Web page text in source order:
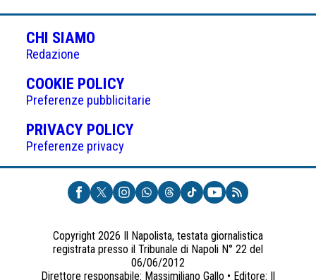
CHI SIAMO
Redazione
COOKIE POLICY(APRE
IN
UNA
NUOVA
Preferenze pubblicitarie
PRIVACY POLICY(APRE
UNA
NUOVA
SCHEDA)
Preferenze privacy
Copyright 2026 Il Napolista, testata giornalistica
registrata presso il Tribunale di Napoli N° 22 del
06/06/2012
Direttore responsabile: Massimiliano Gallo • Editore: Il